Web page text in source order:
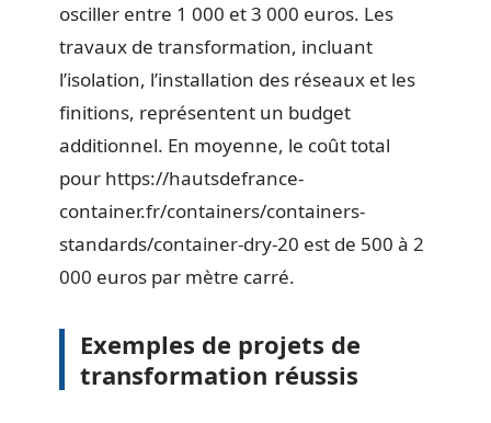
osciller entre 1 000 et 3 000 euros. Les
travaux de transformation, incluant
l’isolation, l’installation des réseaux et les
finitions, représentent un budget
additionnel. En moyenne, le coût total
pour https://hautsdefrance-
container.fr/containers/containers-
standards/container-dry-20 est de 500 à 2
000 euros par mètre carré.
Exemples de projets de
transformation réussis